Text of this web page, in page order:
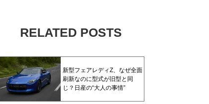
RELATED POSTS
新型フェアレディZ、なぜ全面
刷新なのに型式が旧型と同
じ？日産の“大人の事情”